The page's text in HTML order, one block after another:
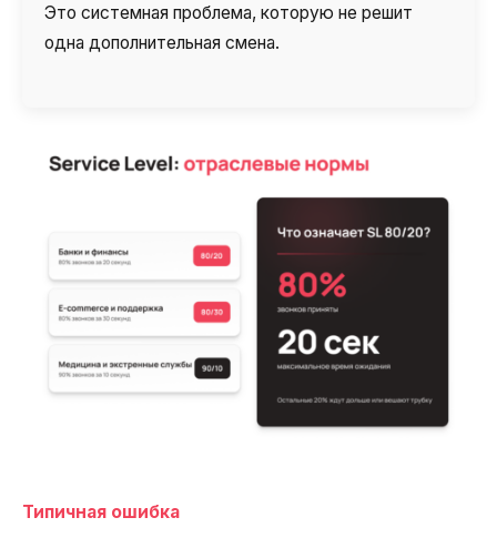
Это системная проблема, которую не решит
одна дополнительная смена.
Типичная ошибка